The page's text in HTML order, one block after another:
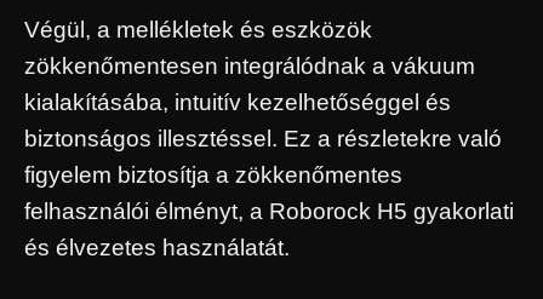
Végül, a mellékletek és eszközök
zökkenőmentesen integrálódnak a vákuum
kialakításába, intuitív kezelhetőséggel és
biztonságos illesztéssel. Ez a részletekre való
figyelem biztosítja a zökkenőmentes
felhasználói élményt, a Roborock H5 gyakorlati
és élvezetes használatát.